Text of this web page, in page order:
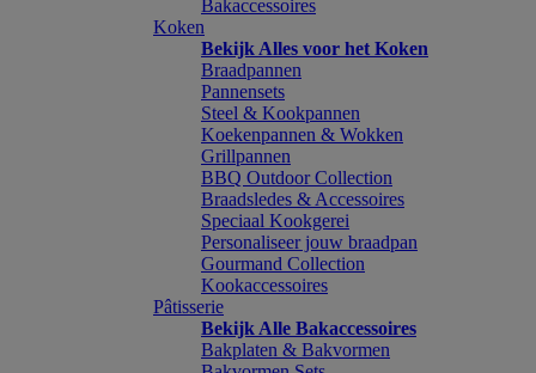
Bakaccessoires
Koken
Bekijk Alles voor het Koken
Braadpannen
Pannensets
Steel & Kookpannen
Koekenpannen & Wokken
Grillpannen
BBQ Outdoor Collection
Braadsledes & Accessoires
Speciaal Kookgerei
Personaliseer jouw braadpan
Gourmand Collection
Kookaccessoires
Pâtisserie
Bekijk Alle Bakaccessoires
Bakplaten & Bakvormen